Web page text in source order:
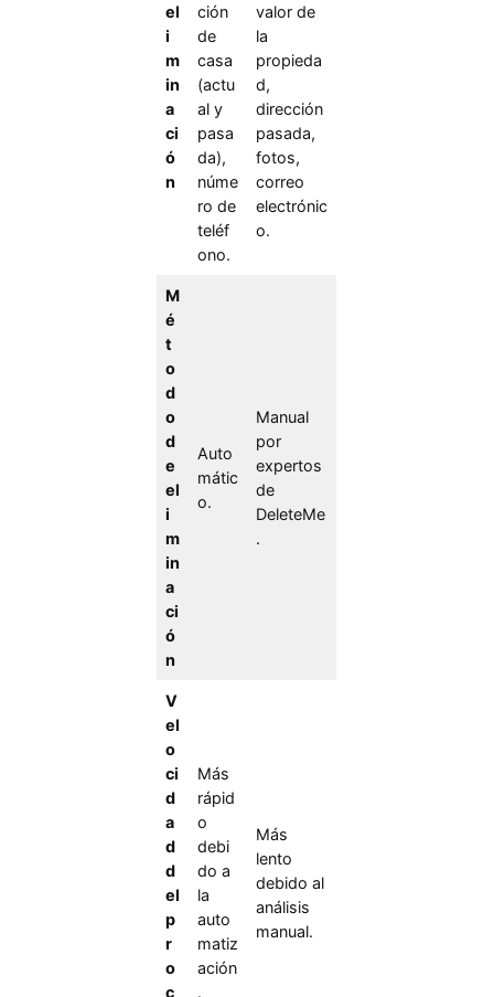
el
i
m
in
a
ci
ó
n
ción
de
casa
(actu
al y
pasa
da),
núme
ro de
teléf
ono.
valor de
la
propieda
d,
dirección
pasada,
fotos,
correo
electrónic
o.
M
é
t
o
d
o
d
e
el
i
m
in
a
ci
ó
n
Auto
mátic
o.
Manual
por
expertos
de
DeleteMe
.
V
el
o
ci
d
a
d
d
el
p
r
o
c
Más
rápid
o
debi
do a
la
auto
matiz
ación
.
Más
lento
debido al
análisis
manual.